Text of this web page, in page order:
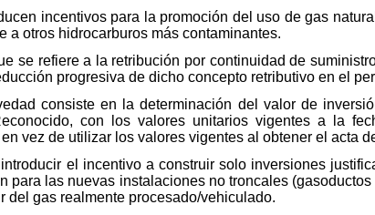
incentivos para la promoción del uso de gas
a otros hidrocarburos más contaminantes.
se refiere a la retribución por continuidad de
progresiva de dicho concepto retributivo en el
consiste en la determinación del valor de
con los valores unitarios vigentes a la
vez de utilizar los valores vigentes al obtener el acta
el incentivo a construir solo inversiones
para las nuevas instalaciones no troncales
del gas realmente procesado/vehiculado.